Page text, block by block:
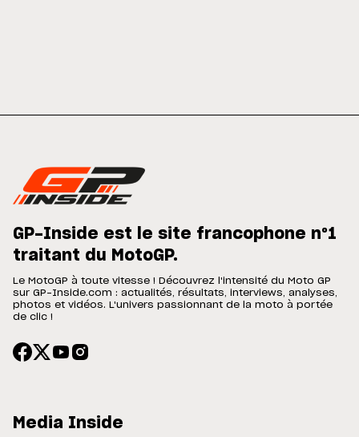
GP-Inside est le site francophone n°1
traitant du MotoGP.
Le MotoGP à toute vitesse ! Découvrez l'intensité du Moto GP
sur GP-Inside.com : actualités, résultats, interviews, analyses,
photos et vidéos. L'univers passionnant de la moto à portée
de clic !
Media Inside